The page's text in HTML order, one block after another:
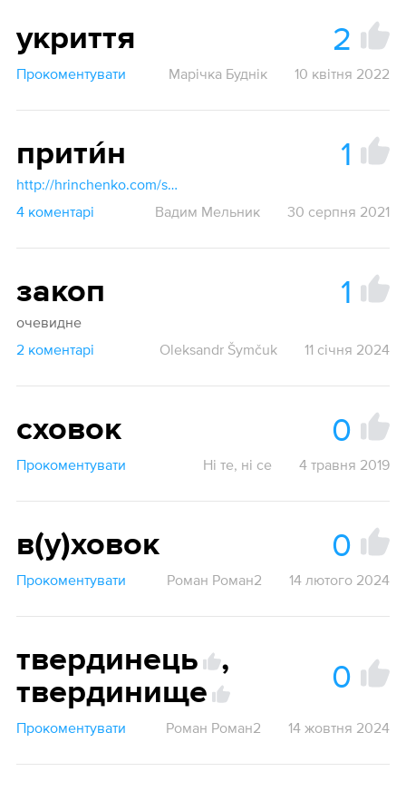
укриття 2
Прокоментувати Марічка Буднік 10 квітня 2022
прити́н 1
http://hrinchenko.com/slovar/znachenie-slova/48378-prytyn.html#show_point
4 коментарі
Вадим Мельник 30 серпня 2021
закоп 1
очевидне
2 коментарі
Oleksandr Šymčuk 11 січня 2024
сховок 0
Прокоментувати Ні те, ні се 4 травня 2019
в(у)ховок 0
Прокоментувати Роман Роман2 14 лютого 2024
твердинець
,
твердинище
0
Прокоментувати Роман Роман2 14 жовтня 2024